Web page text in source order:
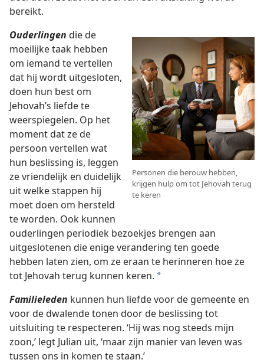
bereikt.
Personen die berouw hebben,
krijgen hulp om tot Jehovah terug
te keren
Ouderlingen die de
moeilijke taak hebben
om iemand te vertellen
dat hij wordt uitgesloten,
doen hun best om
Jehovah’s liefde te
weerspiegelen. Op het
moment dat ze de
persoon vertellen wat
hun beslissing is, leggen
ze vriendelijk en duidelijk
uit welke stappen hij
moet doen om hersteld
te worden. Ook kunnen
ouderlingen periodiek bezoekjes brengen aan
uitgeslotenen die enige verandering ten goede
hebben laten zien, om ze eraan te herinneren hoe ze
tot Jehovah terug kunnen keren. *
Familieleden kunnen hun liefde voor de gemeente en
voor de dwalende tonen door de beslissing tot
uitsluiting te respecteren. ‘Hij was nog steeds mijn
zoon,’ legt Julian uit, ‘maar zijn manier van leven was
tussen ons in komen te staan.’